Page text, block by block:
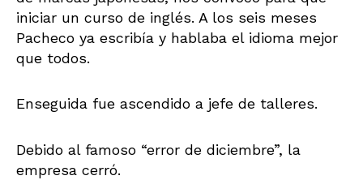
iniciar un curso de inglés. A los seis meses
Pacheco ya escribía y hablaba el idioma mejor
que todos.
Enseguida fue ascendido a jefe de talleres.
Debido al famoso “error de diciembre”, la
empresa cerró.